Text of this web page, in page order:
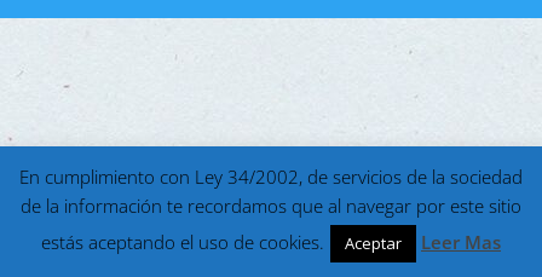
En cumplimiento con Ley 34/2002, de servicios de la sociedad
de la información te recordamos que al navegar por este sitio
estás aceptando el uso de cookies.
Aceptar Leer Mas